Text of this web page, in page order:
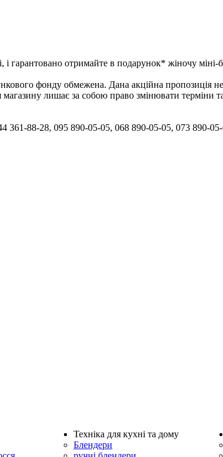
гарантовано отримайте в подарунок* жіночу
фонду обмежена. Дана акційна пропозиція не
лишає за собою право змінювати терміни
361-88-28, 095 890-05-05, 068 890-05-05, 073 890-
Техніка для кухні та дому
Блендери